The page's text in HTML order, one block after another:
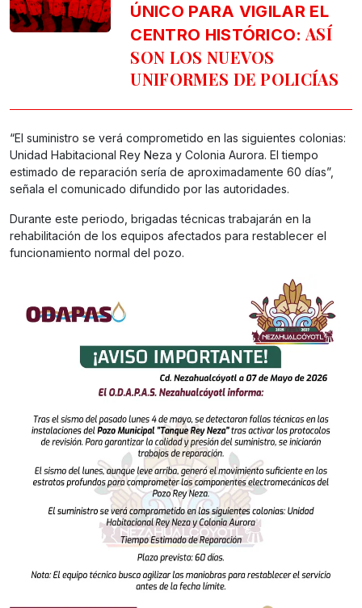
ÚNICO PARA VIGILAR EL
CENTRO HISTÓRICO: ASÍ
SON LOS NUEVOS
UNIFORMES DE POLICÍAS
“El suministro se verá comprometido en las siguientes colonias:
Unidad Habitacional Rey Neza y Colonia Aurora. El tiempo
estimado de reparación sería de aproximadamente 60 días”,
señala el comunicado difundido por las autoridades.
Durante este periodo, brigadas técnicas trabajarán en la
rehabilitación de los equipos afectados para restablecer el
funcionamiento normal del pozo.